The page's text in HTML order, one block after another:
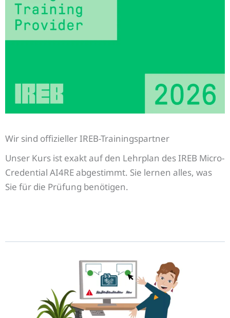
Wir sind offizieller IREB-Trainingspartner
Unser Kurs ist exakt auf den Lehrplan des IREB Micro-
Credential AI4RE abgestimmt. Sie lernen alles, was
Sie für die Prüfung benötigen.